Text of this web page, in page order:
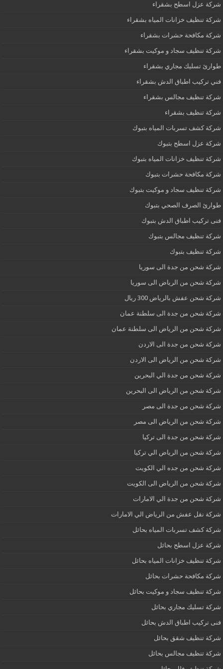
شركة عزل اسطح بشقراء
شركة تنظيف خزانات المياه بشقراء
شركة مكافحة حشرات بشقراء
شركة تنظيف سجاد و موكيت بشقراء
طوارئ تسليك مجاري بشقراء
فني تركيب اطباق الدش بشقراء
شركة تنظيف مجالس بشقراء
شركة تنظيف بشقراء
شركة كشف تسربات المياه بتبوك
شركة عزل اسطح بتبوك
شركة تنظيف خزانات المياه بتبوك
شركة مكافحة حشرات بتبوك
شركة تنظيف سجاد و موكيت بتبوك
طوارئ الصرف الصحي بتبوك
فنى تركيب اطباق الدش بتبوك
شركة تنظيف مجالس بتبوك
شركة تنظيف بتبوك
شركة شحن من جدة الى سوريا
شركة شحن من الرياض الى سوريا
شركة شحن عفش بالرياض 300 ريال
شركة شحن من جدة الى سلطنة عمان
شركة شحن من الرياض الى سلطنة عمان
شركة شحن من جدة الى الاردن
شركة شحن من الرياض الى الاردن
شركة شحن من جدة الي البحرين
شركة شحن من الرياض الى البحرين
شركة شحن من جدة الى مصر
شركة شحن من الرياض الى مصر
شركة شحن من جدة الى تركيا
شركة شحن من الرياض الي تركيا
شركة شحن من جده الي الكويت
شركة شحن من الرياض الى الكويت
شركة شحن من جدة الي الامارات
شركة نقل عفش من الرياض الي الامارات
شركة كشف تسربات المياه بحائل
شركة عزل اسطح بحائل
شركة تنظيف خزانات المياه بحائل
شركة مكافحة حشرات بحائل
شركة تنظيف سجاد و موكيت بحائل
شركة تسليك مجاري بحائل
فنى تركيب اطباق الدش بحائل
شركة تنظيف شقق بحائل
شركة تنظيف مجالس بحائل